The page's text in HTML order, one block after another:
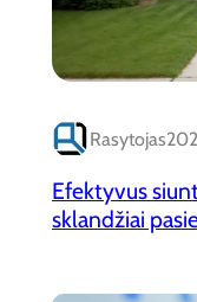
Rasytojas
Efektyvus
sklandžiai